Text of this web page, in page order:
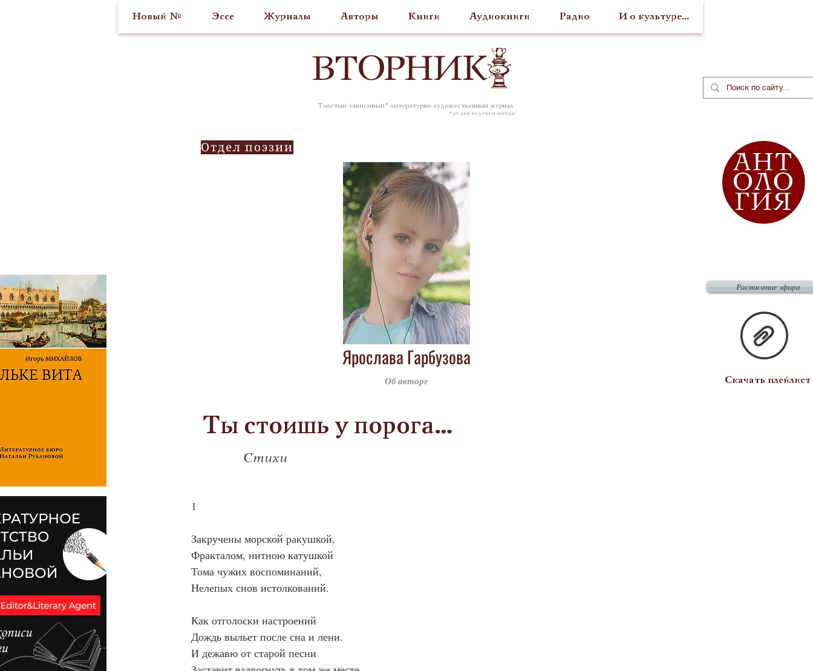
Новый № Эссе Журналы Авторы Книги Аудиокниги Радио И о культуре...
ВТОРНИК
Толстый зависимый* литературно-художественный журнал
* от дня недели и погоды
Отдел поэзии
Ярослава Гарбузова
Об авторе
Ты стоишь у порога…
Стихи
1
Закручены морской ракушкой,
Фракталом, нитною катушкой
Тома чужих воспоминаний,
Нелепых снов истолкований.
Как отголоски настроений
Дождь выльет после сна и лени.
И дежавю от старой песни
Расписание эфира
Скачать плейлист